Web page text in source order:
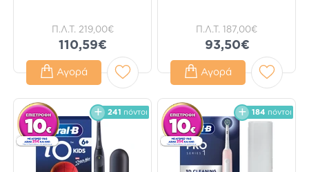
Π.Λ.Τ. 219,00€
110,59€
Αγορά
Π.Λ.Τ. 187,00€
93,50€
Αγορά
241 πόντοι 184 πόντοι